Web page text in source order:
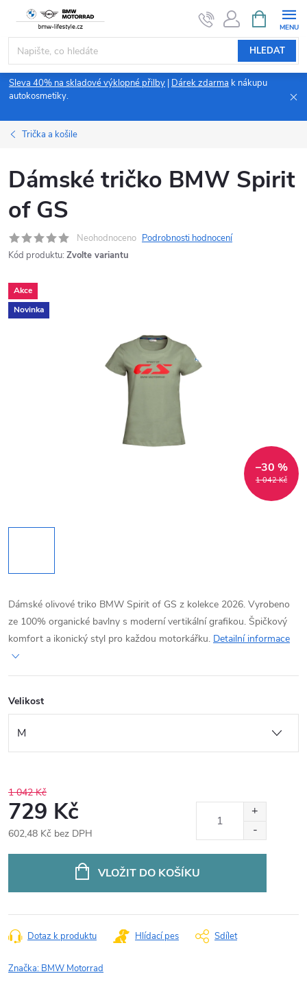
obsah
HLEDAT
NÁKUPNÍ
KOŠÍK
Sleva 40% na skladové výklopné přilby Dárek zdarma k nákupu
autokosmetiky.
Trička a košile
Dámské tričko BMW Spirit
of GS
Neohodnoceno Podrobnosti hodnocení
Kód produktu: Zvolte variantu
Akce
Novinka
1 042 Kč
–30 %
Dámské olivové triko BMW Spirit of GS z kolekce 2026. Vyrobeno
ze 100% organické bavlny s moderní vertikální grafikou. Špičkový
komfort a ikonický styl pro každou motorkářku. Detailní informace
Velikost
1 042 Kč
729 Kč
602,48 Kč bez DPH
VLOŽIT DO KOŠÍKU
Dotaz k produktu Hlídací pes Sdílet
Značka: BMW Motorrad